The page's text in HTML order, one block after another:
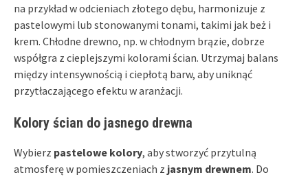
na przykład w odcieniach złotego dębu, harmonizuje z
pastelowymi lub stonowanymi tonami, takimi jak beż i
krem. Chłodne drewno, np. w chłodnym brązie, dobrze
współgra z cieplejszymi kolorami ścian. Utrzymaj balans
między intensywnością i ciepłotą barw, aby uniknąć
przytłaczającego efektu w aranżacji.
Kolory ścian do jasnego drewna
Wybierz pastelowe kolory, aby stworzyć przytulną
atmosferę w pomieszczeniach z jasnym drewnem. Do